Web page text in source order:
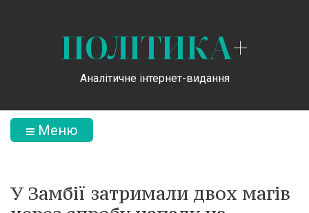
ПОЛІТИКА+
Аналітичне інтернет-видання
Меню
У Замбії затримали двох магів